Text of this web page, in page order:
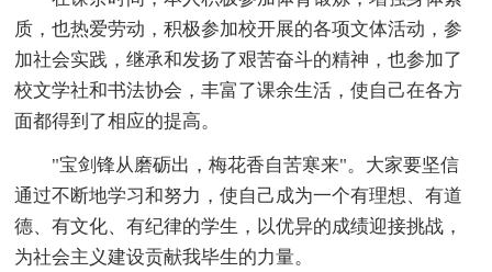
质，也热爱劳动，积极参加校开展的各项文体活动，参
加社会实践，继承和发扬了艰苦奋斗的精神，也参加了
校文学社和书法协会，丰富了课余生活，使自己在各方
面都得到了相应的提高。
"宝剑锋从磨砺出，梅花香自苦寒来"。大家要坚信
通过不断地学习和努力，使自己成为一个有理想、有道
德、有文化、有纪律的学生，以优异的成绩迎接挑战，
为社会主义建设贡献我毕生的力量。